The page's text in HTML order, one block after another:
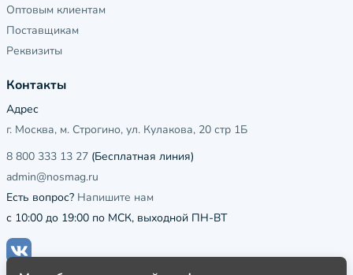
Оптовым клиентам
Поставщикам
Реквизиты
Контакты
Адрес
г. Москва, м. Строгино, ул. Кулакова, 20 стр 1Б
8 800 333 13 27 (Бесплатная линия)
admin@nosmag.ru
Есть вопрос? Напишите нам
с 10:00 до 19:00 по МСК, выходной ПН-ВТ